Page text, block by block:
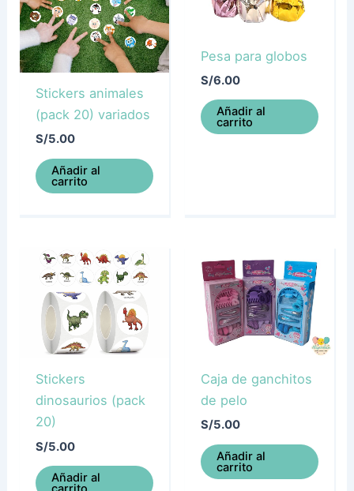
Stickers animales
(pack 20) variados
S/5.00
Añadir al
carrito
Pesa para globos
S/6.00
Añadir al
carrito
Stickers
dinosaurios (pack
20)
S/5.00
Añadir al
Caja de ganchitos
de pelo
S/5.00
Añadir al
carrito